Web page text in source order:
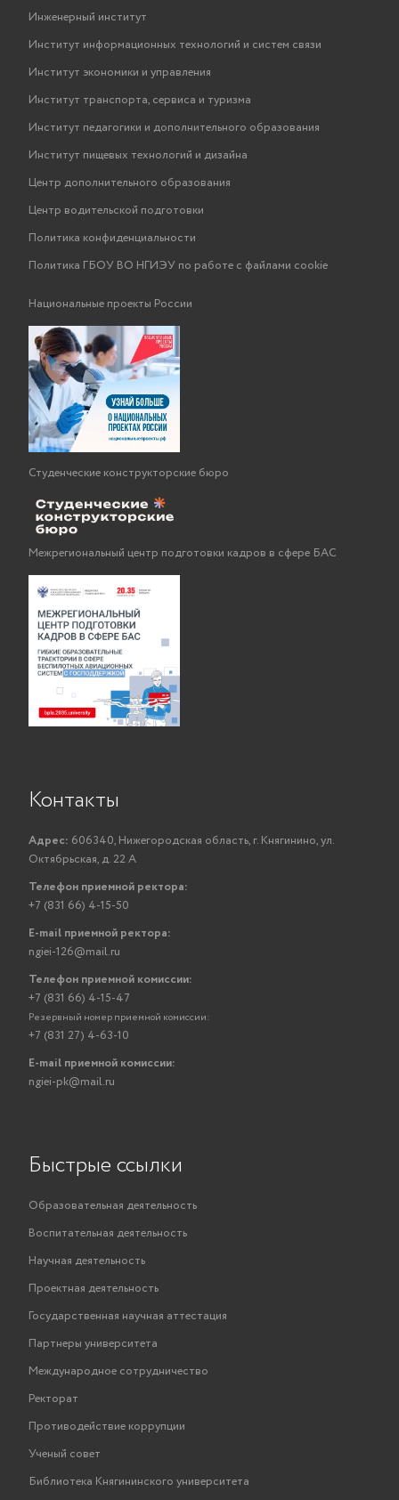
Инженерный институт
Институт информационных технологий и систем связи
Институт экономики и управления
Институт транспорта, сервиса и туризма
Институт педагогики и дополнительного образования
Институт пищевых технологий и дизайна
Центр дополнительного образования
Центр водительской подготовки
Политика конфиденциальности
Политика ГБОУ ВО НГИЭУ по работе с файлами cookie
Национальные проекты России
Студенческие конструкторские бюро
Межрегиональный центр подготовки кадров в сфере БАС
Контакты
Адрес: 606340, Нижегородская область, г. Княгинино, ул.
Октябрьская, д. 22 А
Телефон приемной ректора:
+7 (831 66) 4-15-50
E-mail приемной ректора:
ngiei-126@mail.ru
Телефон приемной комиссии:
+7 (831 66) 4-15-47
Резервный номер приемной комиссии:
+7 (831 27) 4-63-10
E-mail приемной комиссии:
ngiei-pk@mail.ru
Быстрые ссылки
Образовательная деятельность
Воспитательная деятельность
Научная деятельность
Проектная деятельность
Государственная научная аттестация
Партнеры университета
Международное сотрудничество
Ректорат
Противодействие коррупции
Ученый совет
Библиотека Княгининского университета